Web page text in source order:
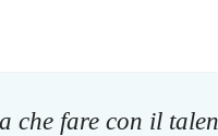
che fare con il